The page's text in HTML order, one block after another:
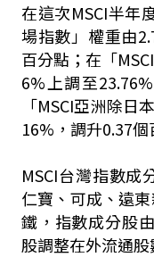
在這次MSCI半年
場指數」權重由
百分點；在「
6%上調至
「MSCI亞洲除
16%，調升0.37個
MSCI台灣指數成
仁寶、可成、遠
鐵，指數成分股
股調整在外流通股